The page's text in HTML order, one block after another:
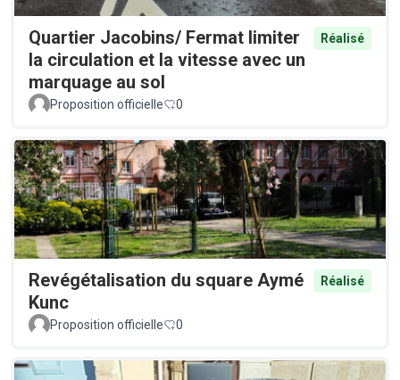
Quartier Jacobins/ Fermat limiter
la circulation et la vitesse avec un
marquage au sol
Réalisé
Proposition officielle 0
Revégétalisation du square Aymé
Kunc
Réalisé
Proposition officielle 0